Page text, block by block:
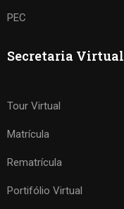
PEC
Secretaria Virtual
Tour Virtual
Matrícula
Rematrícula
Portifólio Virtual